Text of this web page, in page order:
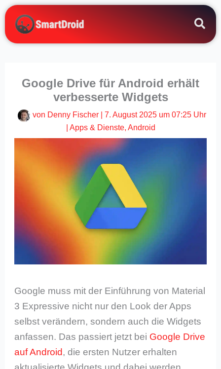
Zum
Inhalt
springen
Google Drive für Android erhält
verbesserte Widgets
von Denny Fischer
7. August 2025 um 07:25 Uhr
Apps & Dienste, Android
Google muss mit der Einführung von Material
3 Expressive nicht nur den Look der Apps
selbst verändern, sondern auch die Widgets
anfassen. Das passiert jetzt bei Google Drive
auf Android, die ersten Nutzer erhalten